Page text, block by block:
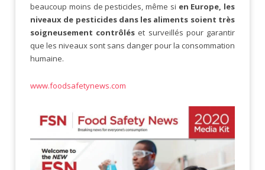
beaucoup moins de pesticides, même si en Europe, les
niveaux de pesticides dans les aliments soient très
soigneusement contrôlés et surveillés pour garantir
que les niveaux sont sans danger pour la consommation
humaine.
www.foodsafetynews.com